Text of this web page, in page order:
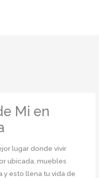
Mi en
lugar donde vivir
ubicada, muebles
y esto llena tu vida de